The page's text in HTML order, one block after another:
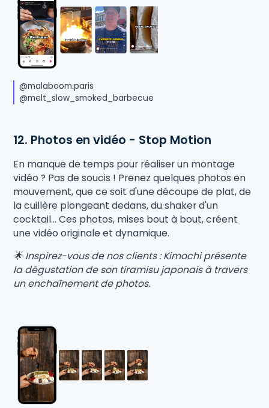
@malaboom.paris
@melt_slow_smoked_barbecue
12. Photos en vidéo - Stop Motion
En manque de temps pour réaliser un montage
vidéo ? Pas de soucis ! Prenez quelques photos en
mouvement, que ce soit d'une découpe de plat, de
la cuillère plongeant dedans, du shaker d'un
cocktail... Ces photos, mises bout à bout, créent
une vidéo originale et dynamique.
🌟 Inspirez-vous de nos clients : Kimochi présente
la dégustation de son tiramisu japonais à travers
un enchaînement de photos.